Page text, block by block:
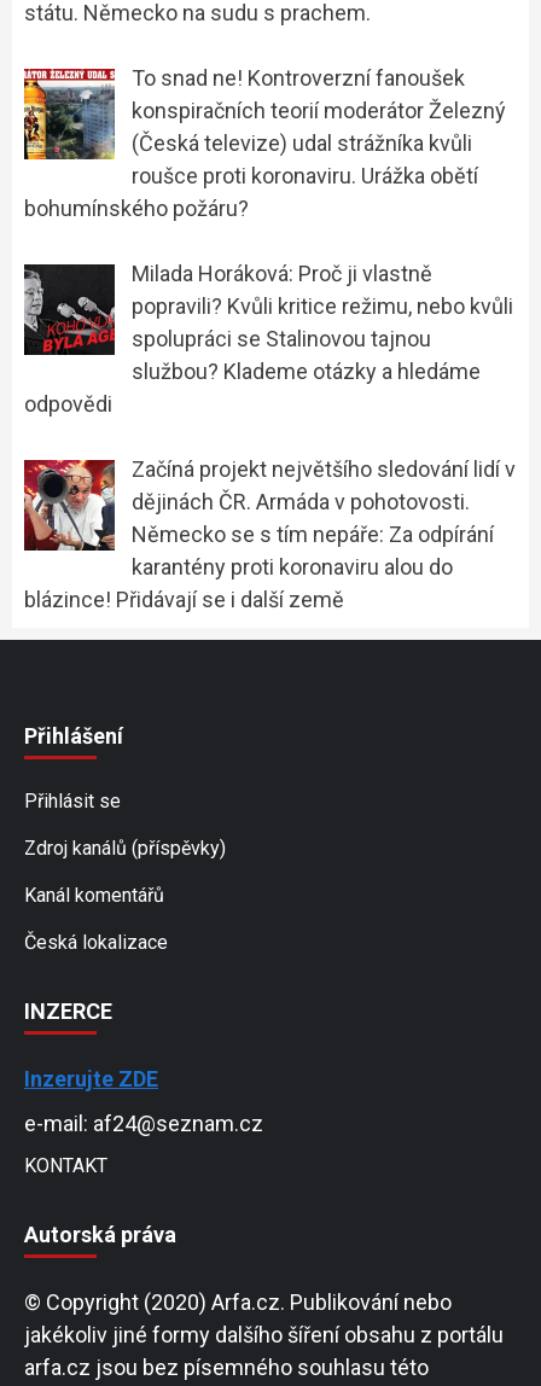
státu. Německo na sudu s prachem.
To snad ne! Kontroverzní fanoušek
konspiračních teorií moderátor Železný
(Česká televize) udal strážníka kvůli
roušce proti koronaviru. Urážka obětí
bohumínského požáru?
Milada Horáková: Proč ji vlastně
popravili? Kvůli kritice režimu, nebo kvůli
spolupráci se Stalinovou tajnou
službou? Klademe otázky a hledáme
odpovědi
Začíná projekt největšího sledování lidí v
dějinách ČR. Armáda v pohotovosti.
Německo se s tím nepáře: Za odpírání
karantény proti koronaviru alou do
blázince! Přidávají se i další země
Přihlášení
Přihlásit se
Zdroj kanálů (příspěvky)
Kanál komentářů
Česká lokalizace
INZERCE
Inzerujte ZDE
e-mail: af24@seznam.cz
KONTAKT
Autorská práva
© Copyright (2020) Arfa.cz. Publikování nebo
jakékoliv jiné formy dalšího šíření obsahu z portálu
arfa.cz jsou bez písemného souhlasu této